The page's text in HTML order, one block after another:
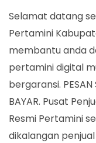
Selamat datang
Pertamini
membantu anda
pertamini digital
bergaransi. PESAN
BAYAR. Pusat
Resmi Pertamini
dikalangan